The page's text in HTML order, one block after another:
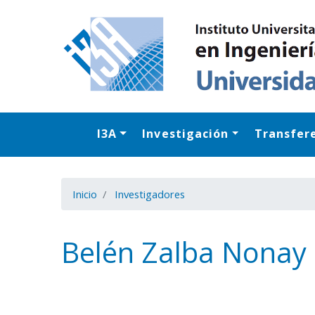
I3A Investigación
Inicio Investigadores
Belén Zalba Nonay